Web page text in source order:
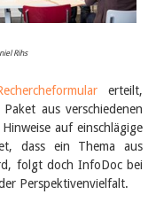
Rihs
erteilt,
aus verschiedenen
auf einschlägige
dass ein Thema aus
folgt doch InfoDoc bei
Perspektivenvielfalt.